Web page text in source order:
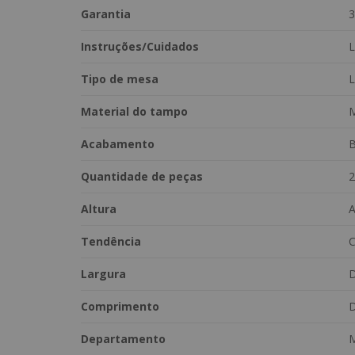
-Largura: 40 cm
*Variações Disponíveis: Amêndoa, Imbuia Mel ,
Garantia
Instruções/Cuidados
Tipo de mesa
Material do tampo
Acabamento
Quantidade de peças
Altura
Tendência
Largura
Comprimento
Departamento